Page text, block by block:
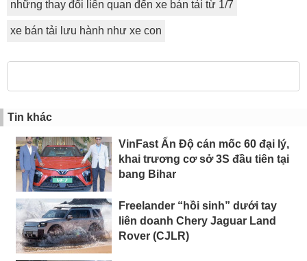
những thay đổi liên quan đến xe bán tải từ 1/7
xe bán tải lưu hành như xe con
Tin khác
VinFast Ấn Độ cán mốc 60 đại lý,
khai trương cơ sở 3S đầu tiên tại
bang Bihar
Freelander “hồi sinh” dưới tay
liên doanh Chery Jaguar Land
Rover (CJLR)